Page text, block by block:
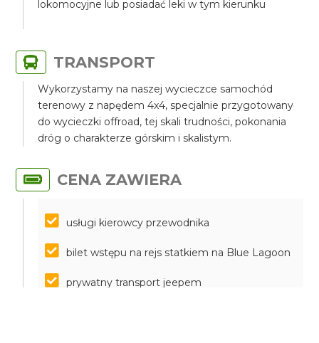
lokomocyjne lub posiadać leki w tym kierunku
TRANSPORT
Wykorzystamy na naszej wycieczce samochód
terenowy z napędem 4x4, specjalnie przygotowany
do wycieczki offroad, tej skali trudności, pokonania
dróg o charakterze górskim i skalistym.
CENA ZAWIERA
usługi kierowcy przewodnika
bilet wstępu na rejs statkiem na Blue Lagoon
prywatny transport jeepem